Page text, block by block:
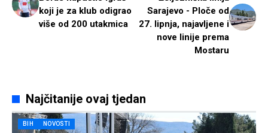
koji je za klub odigrao
više od 200 utakmica
Sarajevo - Ploče od
27. lipnja, najavljene i
nove linije prema
Mostaru
Najčitanije ovaj tjedan
BIH NOVOSTI